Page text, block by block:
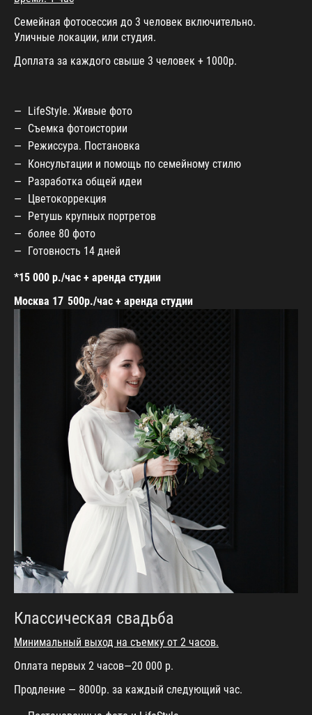
Семейная фотосессия до 3 человек включительно.
Уличные локации, или студия.
Доплата за каждого свыше 3 человек + 1000р.
LifeStyle. Живые фото
Съемка фотоистории
Режиссура. Постановка
Консультации и помощь по семейному стилю
Разработка общей идеи
Цветокоррекция
Ретушь крупных портретов
более 80 фото
Готовность 14 дней
*15 000 р./час + аренда студии
Москва 17 500р./час + аренда студии
Классическая свадьба
Минимальный выход на съемку от 2 часов.
Оплата первых 2 часов—20 000 р.
Продление — 8000р. за каждый следующий час.